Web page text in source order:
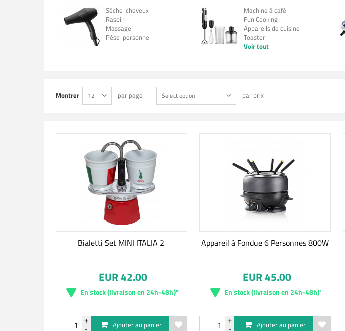
Sèche-cheveux
Rasoir
Massage
Pèse-personne
Machine à café
Fun Cooking
Appareils de cuisine
Toaster
Voir tout
Montrer 12 par page Select option par prix
Bialetti Set MINI ITALIA 2
EUR 42.00
En stock (livraison en 24h-48h)*
Ajouter au panier
Appareil à Fondue 6 Personnes 800W
EUR 45.00
En stock (livraison en 24h-48h)*
Ajouter au panier